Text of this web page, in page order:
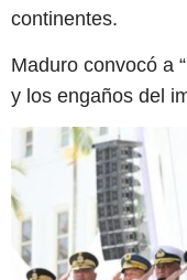
continentes.
Maduro convocó a
y los engaños del